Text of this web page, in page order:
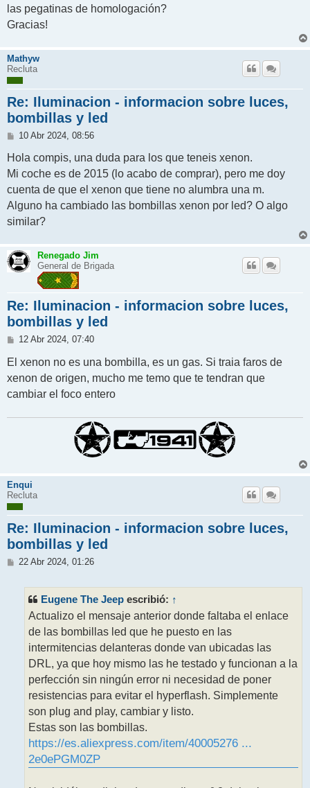
las pegatinas de homologación?
Gracias!
Mathyw
Recluta
Re: Iluminacion - informacion sobre luces,
bombillas y led
M
n
a
j
10 Abr 2024, 08:56
Hola compis, una duda para los que teneis xenon.
Mi coche es de 2015 (lo acabo de comprar), pero me doy
cuenta de que el xenon que tiene no alumbra una m.
Alguno ha cambiado las bombillas xenon por led? O algo
similar?
Renegado Jim
General de Brigada
Re: Iluminacion - informacion sobre luces,
bombillas y led
M
n
a
j
e
12 Abr 2024, 07:40
El xenon no es una bombilla, es un gas. Si traia faros de
xenon de origen, mucho me temo que te tendran que
cambiar el foco entero
Enqui
Recluta
Re: Iluminacion - informacion sobre luces,
bombillas y led
M
22 Abr 2024, 01:26
Eugene The Jeep escribió: ↑
Actualizo el mensaje anterior donde faltaba el enlace
de las bombillas led que he puesto en las
intermitencias delanteras donde van ubicadas las
DRL, ya que hoy mismo las he testado y funcionan a la
perfección sin ningún error ni necesidad de poner
resistencias para evitar el hyperflash. Simplemente
son plug and play, cambiar y listo.
Estas son las bombillas.
https://es.aliexpress.com/item/40005276 ...
2e0ePGM0ZP